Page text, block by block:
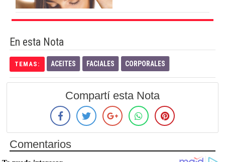
En esta Nota
TEMAS: ACEITES FACIALES CORPORALES
Compartí esta Nota
Comentarios